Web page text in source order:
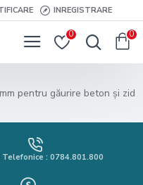
INREGISTRARE
0 0
pentru găurire beton și zid
Telefonice : 0784.801.800